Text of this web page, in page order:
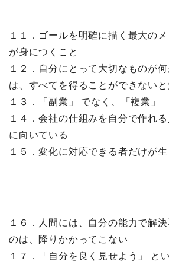
１１．ゴールを明確に描く最大の
が身につくこと
１２．自分にとって大切なものが
は、すべてを得ることができない
１３．「副業」 でなく、「複業」
１４．会社の仕組みを自分で作れ
に向いている
１５．変化に対応できる者だけが
１６．人間には、自分の能力で解
のは、降りかかってこない
１７．「自分を良く見せよう」 と